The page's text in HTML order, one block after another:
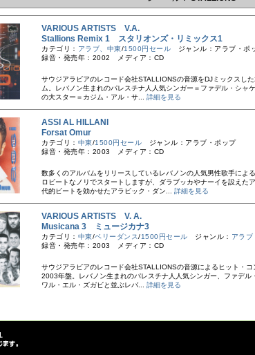
VARIOUS ARTISTS V.A.
Stallions Remix 1 スタリオンズ・リミックス1
カテゴリ： アラブ、中東/1500円セール ジャンル：アラブ・ポ
録音・発売年：2002 メディア：CD
サウジアラビアのレコード会社STALLIONSの音源をDJミックスし
ム。レバノン生まれのパレスチナ人人気シンガー＝ファデル・シャ
の大スター＝カジム・アル・サ... 詳細を見る
ASSI AL HILLANI
Forsat Omur
カテゴリ： 中東/1500円セール ジャンル：アラブ・ポップ
録音・発売年：2003 メディア：CD
数多くのアルバムをリリースしているレバノンの人気男性歌手によ
ロビートなノリでスタートしますが、ダラブッカやナーイを設えた
代的ビートを効かせたアラビック・ダン... 詳細を見る
VARIOUS ARTISTS V. A.
Musicana 3 ミュージカナ3
カテゴリ： 中東/ベリーダンス/1500円セール ジャンル： アラブ
録音・発売年：2003 メディア：CD
サウジアラビアのレコード会社STALLIONSの音源によるヒット・
2003年盤。レバノン生まれのパレスチナ人人気シンガー、ファデル
ワル・エル・ズガビと並ぶレバ... 詳細を見る